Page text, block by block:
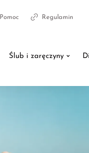
Pomoc Regulamin
Ślub i zaręczyny